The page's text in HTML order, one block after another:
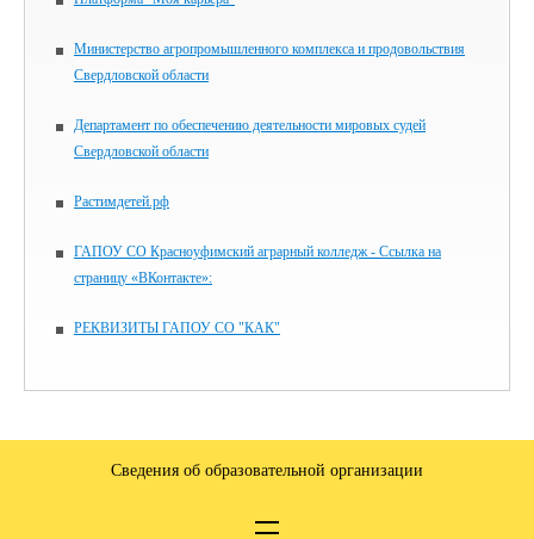
Министерство агропромышленного комплекса и продовольствия
Свердловской области
Департамент по обеспечению деятельности мировых судей
Свердловской области
Растимдетей.рф
ГАПОУ СО Красноуфимский аграрный колледж - Ссылка на
страницу «ВКонтакте»:
РЕКВИЗИТЫ ГАПОУ СО "КАК"
Сведения об образовательной организации